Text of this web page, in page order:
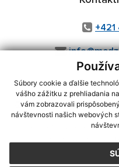
Súbory cookie a ďalšie
vášho zážitku z prehliadania
vám zobrazovali
návštevnosti našich webových
+421
využite možnosť získavania
CMS systém (redakčný) systém
webex.digital,
Posledná